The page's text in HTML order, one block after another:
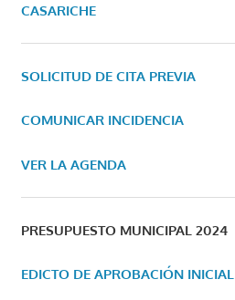
CASARICHE
SOLICITUD DE CITA PREVIA
COMUNICAR INCIDENCIA
VER LA AGENDA
PRESUPUESTO MUNICIPAL 2024
EDICTO DE APROBACIÓN INICIAL